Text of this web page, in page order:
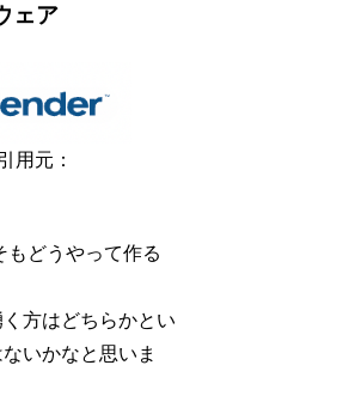
ェア
用元：
もどうやって作る
方はどちらかとい
いかなと思いま